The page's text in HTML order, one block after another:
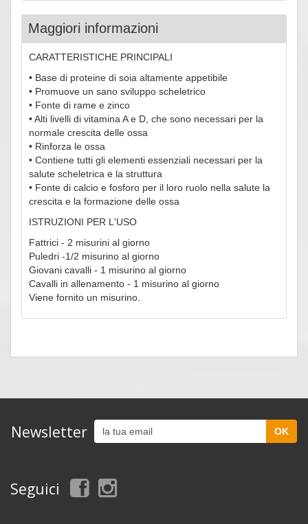
Maggiori informazioni
CARATTERISTICHE PRINCIPALI
• Base di proteine di soia altamente appetibile
• Promuove un sano sviluppo scheletrico
• Fonte di rame e zinco
• Alti livelli di vitamina A e D, che sono necessari per la
normale crescita delle ossa
• Rinforza le ossa
• Contiene tutti gli elementi essenziali necessari per la
salute scheletrica e la struttura
• Fonte di calcio e fosforo per il loro ruolo nella salute la
crescita e la formazione delle ossa
ISTRUZIONI PER L'USO
Fattrici - 2 misurini al giorno
Puledri -1/2 misurino al giorno
Giovani cavalli - 1 misurino al giorno
Cavalli in allenamento - 1 misurino al giorno
Viene fornito un misurino.
Newsletter
Seguici